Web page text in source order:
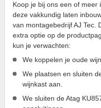
Koop je bij ons een of
deze vakkundig laten
van montagebedrijf AJ Tec.
extra optie op de
kun je verwachten:
We koppelen je oude
We plaatsen en sluiten
wijnkast aan.
We sluiten de Atag